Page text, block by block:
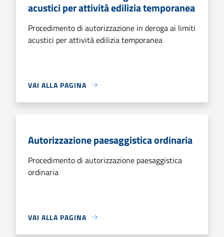
acustici per attività edilizia temporanea
Procedimento di autorizzazione in deroga ai limiti
acustici per attività edilizia temporanea
VAI ALLA PAGINA
Autorizzazione paesaggistica ordinaria
Procedimento di autorizzazione paesaggistica
ordinaria
VAI ALLA PAGINA